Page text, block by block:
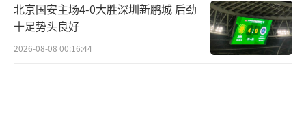
北京国安主场4-0大胜深圳新鹏城 后劲
十足势头良好
2026-08-08 00:16:44